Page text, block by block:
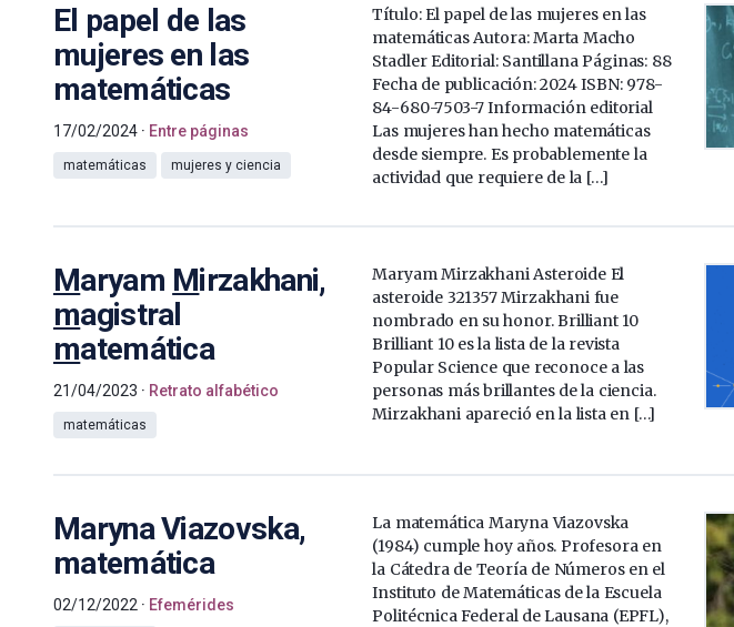
El papel de las
mujeres en las
matemáticas
17/02/2024 Entre páginas
matemáticas mujeres y ciencia
Título: El papel de las mujeres en las
matemáticas Autora: Marta Macho
Stadler Editorial: Santillana Páginas: 88
Fecha de publicación: 2024 ISBN: 978-
84-680-7503-7 Información editorial
Las mujeres han hecho matemáticas
desde siempre. Es probablemente la
actividad que requiere de la […]
Maryam Mirzakhani,
magistral
matemática
21/04/2023 Retrato alfabético
matemáticas
Maryam Mirzakhani Asteroide El
asteroide 321357 Mirzakhani fue
nombrado en su honor. Brilliant 10
Brilliant 10 es la lista de la revista
Popular Science que reconoce a las
personas más brillantes de la ciencia.
Mirzakhani apareció en la lista en […]
Maryna Viazovska,
matemática
02/12/2022 Efemérides
La matemática Maryna Viazovska
(1984) cumple hoy años. Profesora en
la Cátedra de Teoría de Números en el
Instituto de Matemáticas de la Escuela
Politécnica Federal de Lausana (EPFL),